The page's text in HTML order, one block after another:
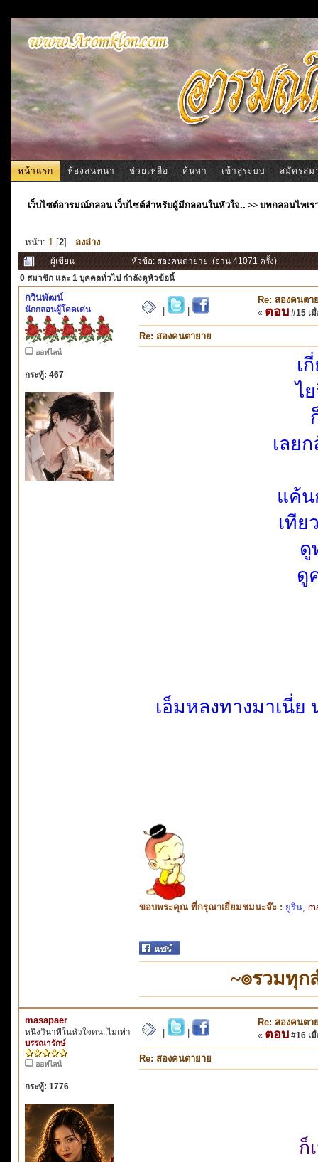
หน้าแรก ห้องสนทนา ช่วยเหลือ ค้นหา เข้าสู่ระบบ สมัครสม
เว็บไซต์อารมณ์กลอน เว็บไซต์สำหรับผู้มีกลอนในหัวใจ.. >>บทกลอนไพเร
หน้า: 1 [2] ลงล่าง
ผู้เขียน
หัวข้อ: สองคนตายาย (อ่าน 41071 ครั้ง)
0 สมาชิก และ 1 บุคคลทั่วไป กำลังดูหัวข้อนี้
กวินพัฒน์
นักกลอนผู้โดดเด่น
ออฟไลน์
กระทู้: 467
Re: สองคนตา
« ตอบ #15 เ
Re: สองคนตายาย
เ
ไ
เลย
แค้น
เทีย
ดู
ดู
เอ็มหลงทางมาเนี่ย
ขอบพระคุณ ที่กรุณาเยี่ยมชมนะจ๊ะ : ยูริน
~๏รวมทุ
masapaer
หนึ่งวินาทีในหัวใจคน..ไม่เท่า
บรรณารักษ์
ออฟไลน์
กระทู้: 1776
Re: สองคนตา
« ตอบ #16 เ
Re: สองคนตายาย
ก็